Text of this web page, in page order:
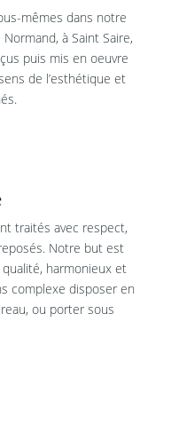
mêmes dans notre
à Saint Saire,
puis mis en oeuvre
de l’esthétique et
traités avec respect,
Notre but est
harmonieux et
complexe disposer en
ou porter sous